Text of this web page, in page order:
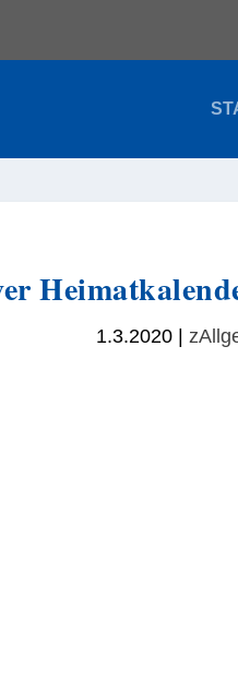
1.3.2020|